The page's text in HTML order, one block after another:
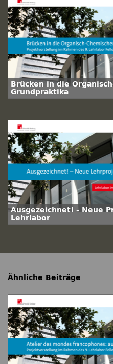
Brücken in die
Grundpraktika
Ausgezeichnet! - Neue
Lehrlabor
Ähnliche Beiträge